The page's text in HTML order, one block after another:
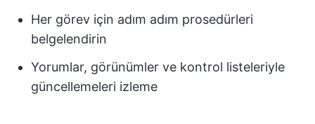
Her görev için adım adım prosedürleri
belgelendirin
Yorumlar, görünümler ve kontrol listeleriyle
güncellemeleri izleme